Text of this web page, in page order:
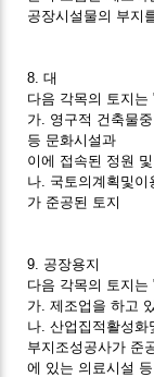
공장시설물의 부지
8. 대
다음 각목의 토지는
가. 영구적 건축물
등 문화시설과
이에 접속된 정원
나. 국토의계획및
가 준공된 토지
9. 공장용지
다음 각목의 토지는
가. 제조업을 하고
나. 산업집적활성
부지조성공사가 준
에 있는 의료시설